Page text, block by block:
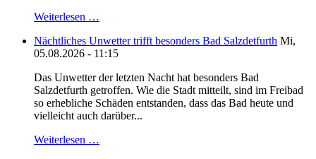
Weiterlesen …
Nächtliches Unwetter trifft besonders Bad Salzdetfurth Mi,
05.08.2026 - 11:15
Das Unwetter der letzten Nacht hat besonders Bad
Salzdetfurth getroffen. Wie die Stadt mitteilt, sind im Freibad
so erhebliche Schäden entstanden, dass das Bad heute und
vielleicht auch darüber...
Weiterlesen …